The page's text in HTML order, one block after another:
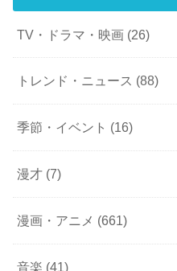
TV・ドラマ・映画 (26)
トレンド・ニュース (88)
季節・イベント (16)
漫才 (7)
漫画・アニメ (661)
音楽 (41)